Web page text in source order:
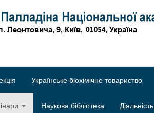
Українське біохімічне товариство
Наукова бібліотека Діяльність